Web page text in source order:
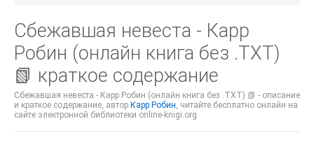
Сбежавшая невеста - Карр
Робин (онлайн книга без .TXT)
📗 краткое содержание
Сбежавшая невеста - Карр Робин (онлайн книга без .TXT) 📗 - описание
и краткое содержание, автор Карр Робин, читайте бесплатно онлайн на
сайте электронной библиотеки online-knigi.org